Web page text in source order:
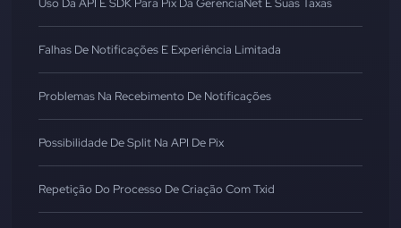
Uso Da API E SDK Para Pix Da GerenciaNet E Suas Taxas
Falhas De Notificações E Experiência Limitada
Problemas Na Recebimento De Notificações
Possibilidade De Split Na API De Pix
Repetição Do Processo De Criação Com Txid